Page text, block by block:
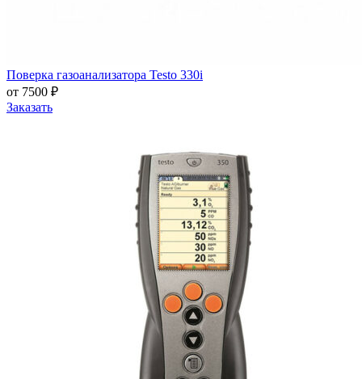
Поверка газоанализатора Testo 330i
от 7500 ₽
Заказать